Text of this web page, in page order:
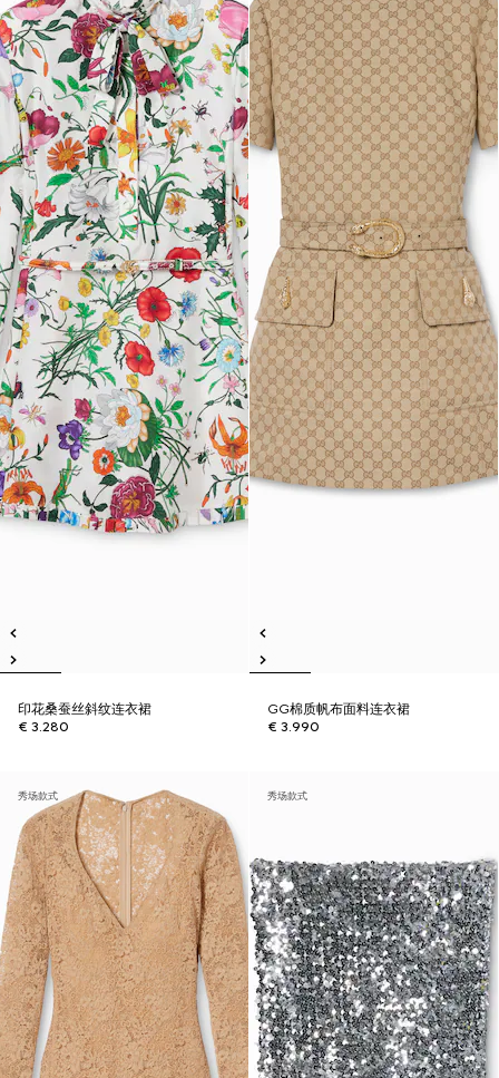
印花桑蚕丝斜纹连衣裙
€ 3.280
GG棉质帆布面料连衣裙
€ 3.990
秀场款式 秀场款式